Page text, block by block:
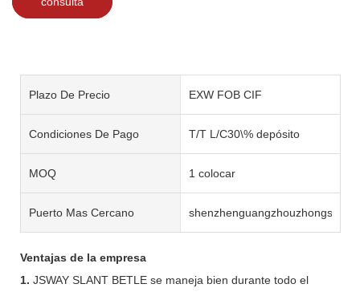
Plazo De Precio EXW FOB CIF
Condiciones De Pago T/T L/C30\% depósito
MOQ 1 colocar
Puerto Mas Cercano shenzhenguangzhouzhongshan
Ventajas de la empresa
1. JSWAY SLANT BETLE se maneja bien durante todo el